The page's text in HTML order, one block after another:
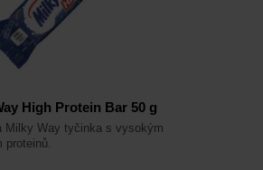
High Protein Bar 50 g
Milky Way tyčinka s vysokým
proteinů.